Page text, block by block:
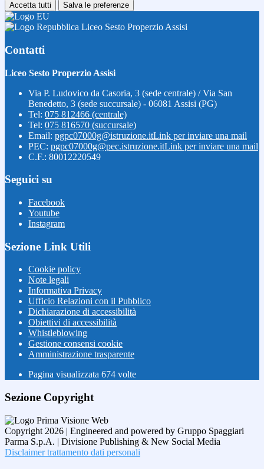
Accetta tutti Salva le preferenze
Liceo Sesto Properzio Assisi
Contatti
Liceo Sesto Properzio Assisi
Via P. Ludovico da Casoria, 3 (sede centrale) / Via San
Benedetto, 3 (sede succursale) - 06081 Assisi (PG)
Tel: 075 812466 (centrale)
Tel: 075 816570 (succursale)
Email: pgpc07000g@istruzione.itLink per inviare una mail
PEC: pgpc07000g@pec.istruzione.itLink per inviare una mail
C.F.: 80012220549
Seguici su
Facebook
Youtube
Instagram
Sezione Link Utili
Cookie policy
Note legali
Informativa Privacy
Ufficio Relazioni con il Pubblico
Dichiarazione di accessibilità
Obiettivi di accessibilità
Whistleblowing
Gestione consensi cookie
Amministrazione trasparente
Pagina visualizzata 674 volte
Sezione Copyright
Copyright 2026 | Engineered and powered by Gruppo Spaggiari
Parma S.p.A. | Divisione Publishing & New Social Media
Disclaimer trattamento dati personali